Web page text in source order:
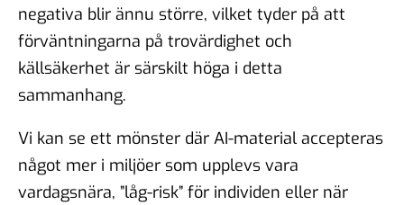
negativa blir ännu större, vilket tyder på att
förväntningarna på trovärdighet och
källsäkerhet är särskilt höga i detta
sammanhang.
Vi kan se ett mönster där AI-material accepteras
något mer i miljöer som upplevs vara
vardagsnära, ”låg-risk” för individen eller när